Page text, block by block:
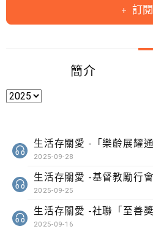
訂閱
簡介
2025-09-28
2025-09-25
2025-09-16